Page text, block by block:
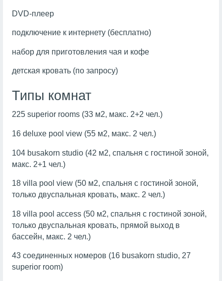
DVD-плеер
подключение к интернету (бесплатно)
набор для приготовления чая и кофе
детская кровать (по запросу)
Типы комнат
225 superior rooms (33 м2, макс. 2+2 чел.)
16 deluxe pool view (55 м2, макс. 2 чел.)
104 busakorn studio (42 м2, спальня с гостиной зоной,
макс. 2+1 чел.)
18 villa pool view (50 м2, спальня с гостиной зоной,
только двуспальная кровать, макс. 2 чел.)
18 villa pool access (50 м2, спальня с гостиной зоной,
только двуспальная кровать, прямой выход в
бассейн, макс. 2 чел.)
43 соединенных номеров (16 busakorn studio, 27
superior room)